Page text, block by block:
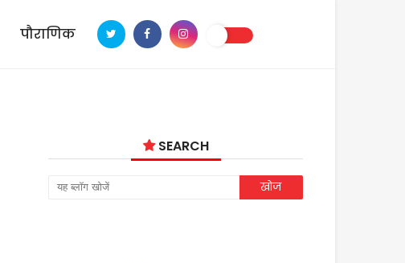
पौराणिक
SEARCH